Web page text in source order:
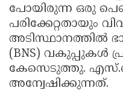
പോയിരുന്ന ഒരു
പരിക്കേറ്റതായും
അടിസ്ഥാനത്തിൽ
(BNS) വകുപ്പുകൾ
കേസെടുത്തു.
അന്വേഷിക്കുന്നത്.